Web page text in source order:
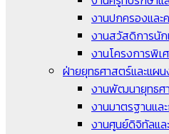
งานปกครองแล
งานสวัสดิการนั
งานโครงการพิเ
ฝ่ายยุทธศาสตร์และแผน
งานพัฒนายุทธศ
งานมาตรฐานแ
งานศูนย์ดิจิทัลแ